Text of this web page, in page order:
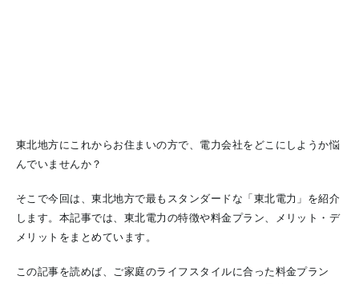
東北地方にこれからお住まいの方で、電力会社をどこにしようか悩
んでいませんか？
そこで今回は、東北地方で最もスタンダードな「東北電力」を紹介
します。本記事では、東北電力の特徴や料金プラン、メリット・デ
メリットをまとめています。
この記事を読めば、ご家庭のライフスタイルに合った料金プラン